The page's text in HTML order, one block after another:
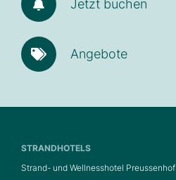
Jetzt buchen
Angebote
STRANDHOTELS
Strand- und Wellnesshotel Preussenhof